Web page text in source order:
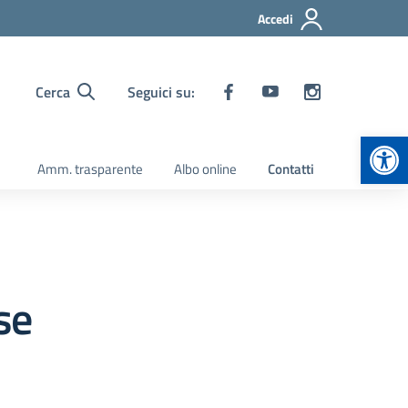
Accedi
Cerca Seguici su:
Amm. trasparente Albo online Contatti